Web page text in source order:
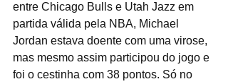
entre Chicago Bulls e Utah Jazz em
partida válida pela NBA, Michael
Jordan estava doente com uma virose,
mas mesmo assim participou do jogo e
foi o cestinha com 38 pontos. Só no